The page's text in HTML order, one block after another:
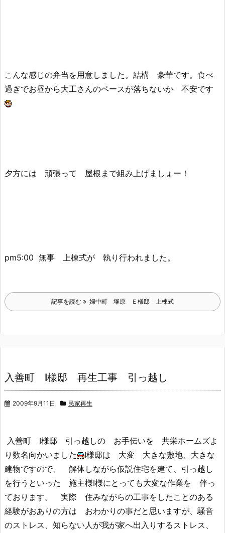
こんな感じの弁当を用意しました。結構 豪華です。食べ
過ぎでお昼から大工さんのペースが落ちないか 不安です
夕方には 頑張って 屋根まで組み上げましょー！
pm5:00 無事 上棟式が 執り行われました。
記事を読む 婦中町 塚原 Ｅ様邸 上棟式
入善町 I様邸 再生工事 引っ越し
2009年9月11日 民家再生
入善町 I様邸 引っ越しの お手伝いを 共栄ホームズよ
り数名向かいました
I様邸は 大変 大きな敷地、大きな
建物ですので、 解体しながら仮説住宅を建て、引っ越し
を行うといった 施主様I様にとっても大変な作業を 伴っ
ております。 実際 住みながらの工事をしたことのある
経験がおありの方は おわかりの事だと思いますが、騒音
のストレス、知らない人が我が家へ出入りするストレス、